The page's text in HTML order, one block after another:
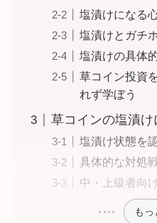
塩漬けになる
塩漬けとガチ
塩漬けの具体
草コイン投資
れず学ぼう
草コインの塩漬
塩漬け状態を
具体的な対処
中・上級者向
もっ